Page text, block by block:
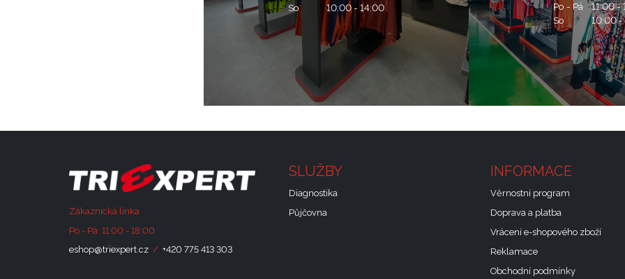
So
10:00 - 14:00
Po - Pá
11:00 -
So
10:00 -
Zákaznická linka
Po - Pá: 11:00 - 18:00
eshop@triexpert.cz / +420 775 413 303
SLUŽBY
Diagnostika
Půjčovna
INFORMACE
Věrnostní program
Doprava a platba
Vrácení e-shopového zboží
Reklamace
Obchodní podmínky